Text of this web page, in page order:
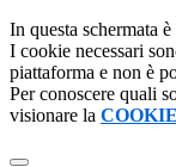
In questa schermata
I cookie necessari
piattaforma e non è
Per conoscere quali
visionare la